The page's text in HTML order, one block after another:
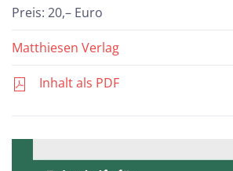
Preis: 20,– Euro
Matthiesen Verlag
Inhalt als PDF